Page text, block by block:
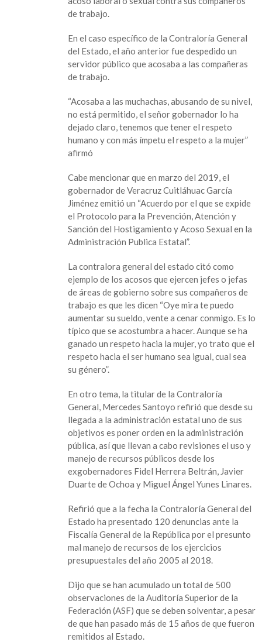
de trabajo.
En el caso específico de la Contraloría General
del Estado, el año anterior fue despedido un
servidor público que acosaba a las compañeras
de trabajo.
“Acosaba a las muchachas, abusando de su nivel,
no está permitido, el señor gobernador lo ha
dejado claro, tenemos que tener el respeto
humano y con más ímpetu el respeto a la mujer”
afirmó
Cabe mencionar que en marzo del 2019, el
gobernador de Veracruz Cuitláhuac García
Jiménez emitió un “Acuerdo por el que se expide
el Protocolo para la Prevención, Atención y
Sanción del Hostigamiento y Acoso Sexual en la
Administración Publica Estatal”.
La contralora general del estado citó como
ejemplo de los acosos que ejercen jefes o jefas
de áreas de gobierno sobre sus compañeros de
trabajo es que les dicen “Oye mira te puedo
aumentar su sueldo, vente a cenar conmigo. Es lo
típico que se acostumbra a hacer. Aunque se ha
ganado un respeto hacia la mujer, yo trato que el
respeto hacia el ser humano sea igual, cual sea
su género”.
En otro tema, la titular de la Contraloría
General, Mercedes Santoyo refirió que desde su
llegada a la administración estatal uno de sus
objetivos es poner orden en la administración
pública, así que llevan a cabo revisiones el uso y
manejo de recursos públicos desde los
exgobernadores Fidel Herrera Beltrán, Javier
Duarte de Ochoa y Miguel Ángel Yunes Linares.
Refirió que a la fecha la Contraloría General del
Estado ha presentado 120 denuncias ante la
Fiscalía General de la República por el presunto
mal manejo de recursos de los ejercicios
presupuestales del año 2005 al 2018.
Dijo que se han acumulado un total de 500
observaciones de la Auditoría Superior de la
Federación (ASF) que se deben solventar, a pesar
de que han pasado más de 15 años de que fueron
remitidos al Estado.